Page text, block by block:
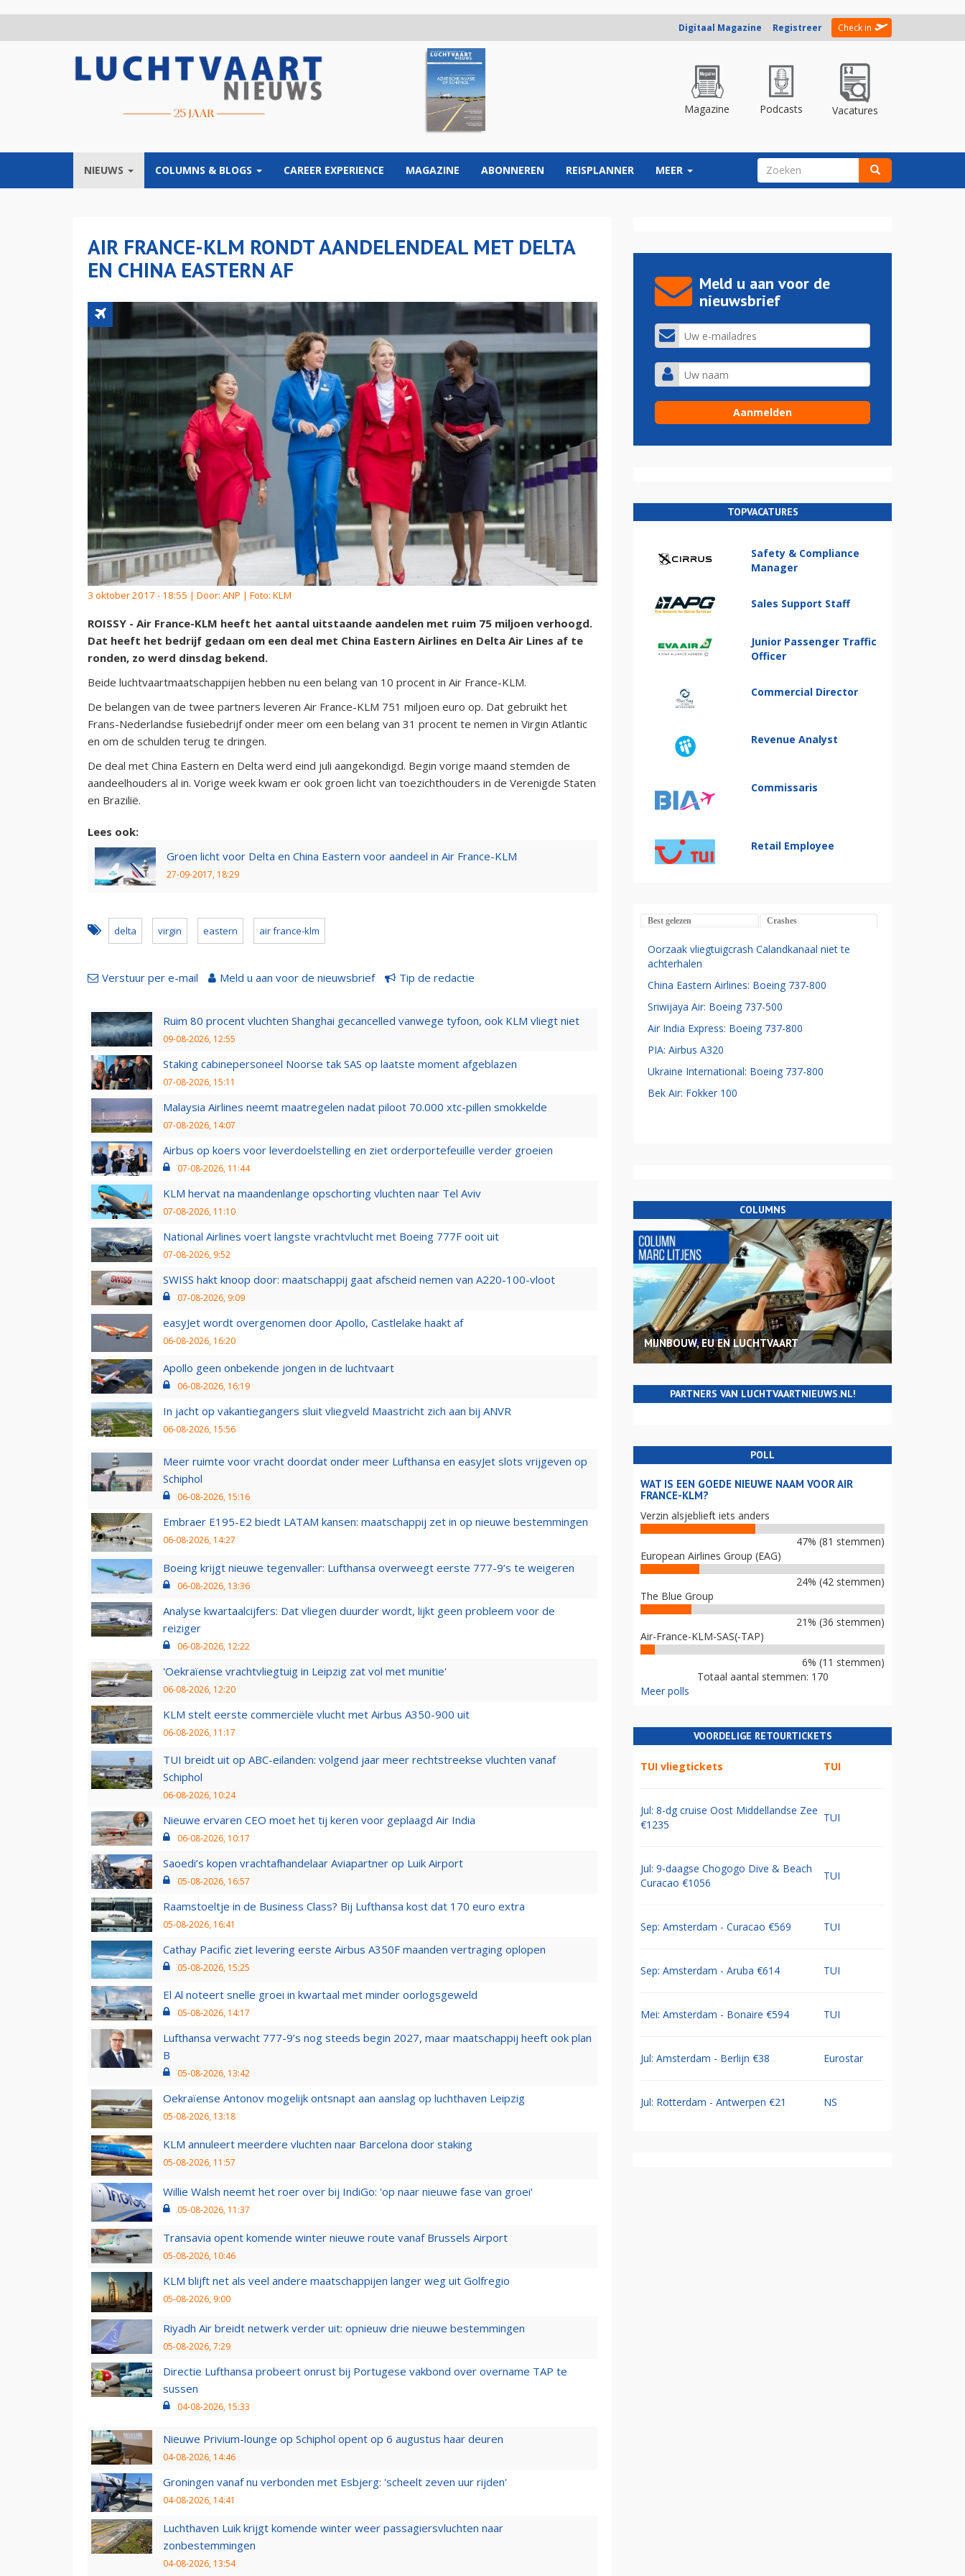
Digitaal Magazine Registreer Check in
Magazine Podcasts Vacatures
NIEUWS COLUMNS & BLOGS CAREER EXPERIENCE MAGAZINE ABONNEREN REISPLANNER MEER ZOEKVELD
AIR FRANCE-KLM RONDT AANDELENDEAL MET DELTA
EN CHINA EASTERN AF
3 oktober 2017 - 18:55 | Door: ANP | Foto: KLM
ROISSY - Air France-KLM heeft het aantal uitstaande aandelen met ruim 75 miljoen verhoogd.
Dat heeft het bedrijf gedaan om een deal met China Eastern Airlines en Delta Air Lines af te
ronden, zo werd dinsdag bekend.
Beide luchtvaartmaatschappijen hebben nu een belang van 10 procent in Air France-KLM.
De belangen van de twee partners leveren Air France-KLM 751 miljoen euro op. Dat gebruikt het
Frans-Nederlandse fusiebedrijf onder meer om een belang van 31 procent te nemen in Virgin Atlantic
en om de schulden terug te dringen.
De deal met China Eastern en Delta werd eind juli aangekondigd. Begin vorige maand stemden de
aandeelhouders al in. Vorige week kwam er ook groen licht van toezichthouders in de Verenigde Staten
en Brazilië.
Lees ook:
Groen licht voor Delta en China Eastern voor aandeel in Air France-KLM
27-09-2017, 18:29
delta virgin eastern air france-klm
Verstuur per e-mail Meld u aan voor de nieuwsbrief Tip de redactie
Ruim 80 procent vluchten Shanghai gecancelled vanwege tyfoon, ook KLM vliegt niet
09-08-2026, 12:55
Staking cabinepersoneel Noorse tak SAS op laatste moment afgeblazen
07-08-2026, 15:11
Malaysia Airlines neemt maatregelen nadat piloot 70.000 xtc-pillen smokkelde
07-08-2026, 14:07
Airbus op koers voor leverdoelstelling en ziet orderportefeuille verder groeien
07-08-2026, 11:44
KLM hervat na maandenlange opschorting vluchten naar Tel Aviv
07-08-2026, 11:10
National Airlines voert langste vrachtvlucht met Boeing 777F ooit uit
07-08-2026, 9:52
SWISS hakt knoop door: maatschappij gaat afscheid nemen van A220-100-vloot
07-08-2026, 9:09
easyJet wordt overgenomen door Apollo, Castlelake haakt af
06-08-2026, 16:20
Apollo geen onbekende jongen in de luchtvaart
06-08-2026, 16:19
In jacht op vakantiegangers sluit vliegveld Maastricht zich aan bij ANVR
06-08-2026, 15:56
Meer ruimte voor vracht doordat onder meer Lufthansa en easyJet slots vrijgeven op
Schiphol
06-08-2026, 15:16
Embraer E195-E2 biedt LATAM kansen: maatschappij zet in op nieuwe bestemmingen
06-08-2026, 14:27
Boeing krijgt nieuwe tegenvaller: Lufthansa overweegt eerste 777-9’s te weigeren
06-08-2026, 13:36
Analyse kwartaalcijfers: Dat vliegen duurder wordt, lijkt geen probleem voor de
reiziger
06-08-2026, 12:22
'Oekraïense vrachtvliegtuig in Leipzig zat vol met munitie'
06-08-2026, 12:20
KLM stelt eerste commerciële vlucht met Airbus A350-900 uit
06-08-2026, 11:17
TUI breidt uit op ABC-eilanden: volgend jaar meer rechtstreekse vluchten vanaf
Schiphol
06-08-2026, 10:24
Nieuwe ervaren CEO moet het tij keren voor geplaagd Air India
06-08-2026, 10:17
Saoedi’s kopen vrachtafhandelaar Aviapartner op Luik Airport
05-08-2026, 16:57
Raamstoeltje in de Business Class? Bij Lufthansa kost dat 170 euro extra
05-08-2026, 16:41
Cathay Pacific ziet levering eerste Airbus A350F maanden vertraging oplopen
05-08-2026, 15:25
El Al noteert snelle groei in kwartaal met minder oorlogsgeweld
05-08-2026, 14:17
Lufthansa verwacht 777-9’s nog steeds begin 2027, maar maatschappij heeft ook plan
B
05-08-2026, 13:42
Oekraïense Antonov mogelijk ontsnapt aan aanslag op luchthaven Leipzig
05-08-2026, 13:18
KLM annuleert meerdere vluchten naar Barcelona door staking
05-08-2026, 11:57
Willie Walsh neemt het roer over bij IndiGo: 'op naar nieuwe fase van groei'
05-08-2026, 11:37
Transavia opent komende winter nieuwe route vanaf Brussels Airport
05-08-2026, 10:46
KLM blijft net als veel andere maatschappijen langer weg uit Golfregio
05-08-2026, 9:00
Riyadh Air breidt netwerk verder uit: opnieuw drie nieuwe bestemmingen
05-08-2026, 7:29
Directie Lufthansa probeert onrust bij Portugese vakbond over overname TAP te
sussen
04-08-2026, 15:33
Nieuwe Privium-lounge op Schiphol opent op 6 augustus haar deuren
04-08-2026, 14:46
Groningen vanaf nu verbonden met Esbjerg: 'scheelt zeven uur rijden'
04-08-2026, 14:41
Luchthaven Luik krijgt komende winter weer passagiersvluchten naar
zonbestemmingen
04-08-2026, 13:54
Meld u aan voor de
nieuwsbrief
TOPVACATURES
Safety & Compliance
Manager
Sales Support Staff
Junior Passenger Traffic
Officer
Commercial Director
Revenue Analyst
Commissaris
Retail Employee
Best gelezen Crashes
Oorzaak vliegtuigcrash Calandkanaal niet te
achterhalen
China Eastern Airlines: Boeing 737-800
Sriwijaya Air: Boeing 737-500
Air India Express: Boeing 737-800
PIA: Airbus A320
Ukraine International: Boeing 737-800
Bek Air: Fokker 100
COLUMNS
MIJNBOUW, EU EN LUCHTVAART
PARTNERS VAN LUCHTVAARTNIEUWS.NL!
POLL
WAT IS EEN GOEDE NIEUWE NAAM VOOR AIR
FRANCE-KLM?
Verzin alsjeblieft iets anders
47% (81 stemmen)
European Airlines Group (EAG)
24% (42 stemmen)
The Blue Group
21% (36 stemmen)
Air-France-KLM-SAS(-TAP)
6% (11 stemmen)
Totaal aantal stemmen: 170
Meer polls
VOORDELIGE RETOURTICKETS
TUI vliegtickets TUI
Jul: 8-dg cruise Oost Middellandse Zee
€1235
TUI
Jul: 9-daagse Chogogo Dive & Beach
Curacao €1056
TUI
Sep: Amsterdam - Curacao €569 TUI
Sep: Amsterdam - Aruba €614 TUI
Mei: Amsterdam - Bonaire €594 TUI
Jul: Amsterdam - Berlijn €38 Eurostar
Jul: Rotterdam - Antwerpen €21 NS